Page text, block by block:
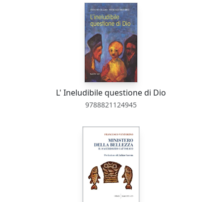
L' Ineludibile questione di Dio
9788821124945